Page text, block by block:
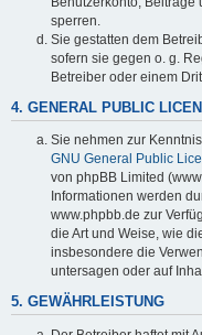
sperren.
Sie gestatten dem
sofern sie gegen o. g.
Betreiber oder einem
4. GENERAL PUBLIC
Sie nehmen zur
GNU General Public
von phpBB Limited
Informationen werden
www.phpbb.de zur
die Art und Weise, wie
insbesondere die
untersagen oder auf
5. GEWÄHRLEISTUNG